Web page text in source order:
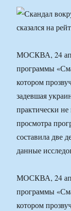
МОСКВА, 24
программы
котором
задевшая
практически
просмотра
составила две
данные
МОСКВА, 24
программы
котором